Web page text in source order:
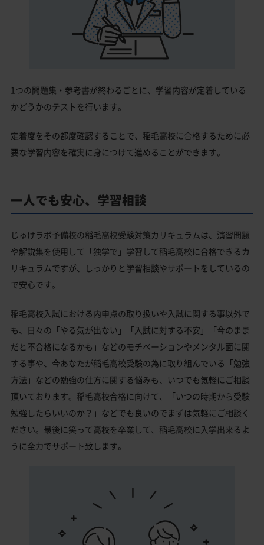
1つの問題集・参考書が終わるごとに、学習内容が定着している
かどうかのテストを行います。
定着度をその都度確認することで、稲毛高校に合格するために必
要な学習内容を確実に身につけて進めることができます。
一人でも安心、学習相談
じゅけラボ予備校の稲毛高校受験対策カリキュラムは、演習問題
や解説集を使用して「独学で」学習して稲毛高校に合格できるカ
リキュラムですが、しっかりと学習相談やサポートをしているの
で安心です。
稲毛高校入試における内申点の取り扱いや入試に関する事以外で
も、日々の「やる気が出ない」「入試に対する不安」「今のまま
だと不合格になるかも」などのモチベーションやメンタル面に関
する事や、今あなたが稲毛高校受験の為に取り組んでいる「勉強
方法」などの勉強の仕方に関する悩みも、いつでも気軽にご相談
頂いております。稲毛高校合格に向けて、「いつの時期から受験
勉強したらいいのか？」などでも良いのでまずは気軽にご相談く
ださい。最後に笑って高校を卒業して、稲毛高校に入学出来るよ
うに全力でサポート致します。